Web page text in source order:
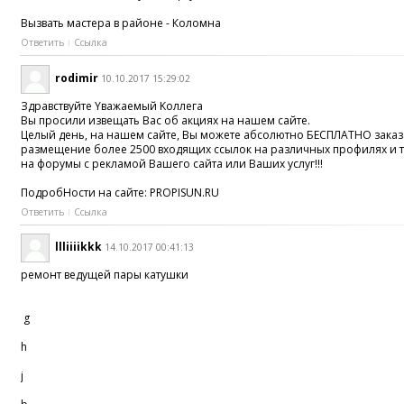
Вызвать мастера в районе - Коломна
Ответить Ссылка
rodimir 10.10.2017 15:29:02
Здравствyйте Yважаeмый Kоллeга
Вы просили извещать Вас об акциях на нашем сайте.
Целый день, на нашем сайте, Вы можете абсолютно БЕСПЛАТНО
размещение более 2500 входящих ссылок на различных профилях и
на форумы с рекламой Вашего сайта или Ваших услуг!!!
ПодробHости на сaйте: PROPISUN.RU
Ответить Ссылка
llliiiikkk 14.10.2017 00:41:13
ремонт ведущей пары катушки
g
h
j